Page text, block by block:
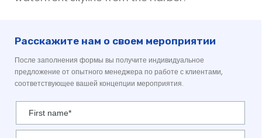
Расскажите нам о своем мероприятии
После заполнения формы вы получите индивидуальное
предложение от опытного менеджера по работе с клиентами,
соответствующее вашей концепции мероприятия.